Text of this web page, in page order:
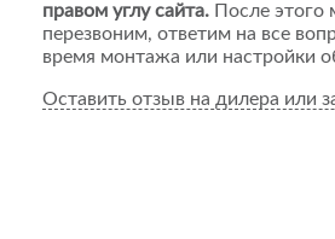
правом углу сайта. После этого
перезвоним, ответим на все
время монтажа или настройки
Оставить отзыв на дилера или